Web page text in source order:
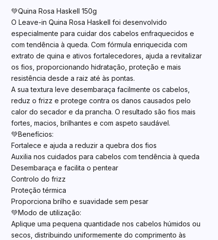
💚Quina Rosa Haskell 150g
O Leave-in Quina Rosa Haskell foi desenvolvido
especialmente para cuidar dos cabelos enfraquecidos e
com tendência à queda. Com fórmula enriquecida com
extrato de quina e ativos fortalecedores, ajuda a revitalizar
os fios, proporcionando hidratação, proteção e mais
resistência desde a raiz até às pontas.
A sua textura leve desembaraça facilmente os cabelos,
reduz o frizz e protege contra os danos causados pelo
calor do secador e da prancha. O resultado são fios mais
fortes, macios, brilhantes e com aspeto saudável.
💚Benefícios:
Fortalece e ajuda a reduzir a quebra dos fios
Auxilia nos cuidados para cabelos com tendência à queda
Desembaraça e facilita o pentear
Controlo do frizz
Proteção térmica
Proporciona brilho e suavidade sem pesar
💚Modo de utilização:
Aplique uma pequena quantidade nos cabelos húmidos ou
secos, distribuindo uniformemente do comprimento às